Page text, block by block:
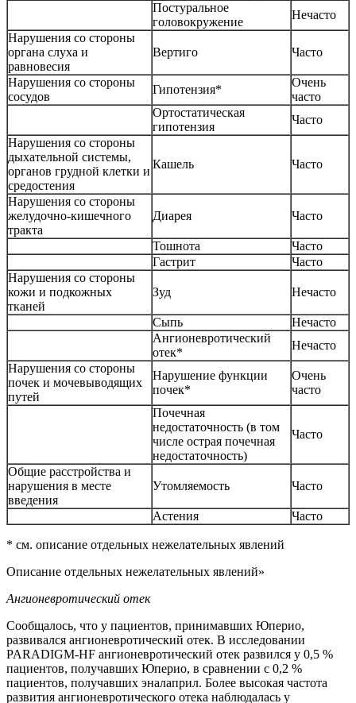
Постуральное
головокружение
Нечасто
Нарушения со стороны
органа слуха и
равновесия
Вертиго Часто
Нарушения со стороны
сосудов
Гипотензия*
Очень
часто
Ортостатическая
гипотензия
Часто
Нарушения со стороны
дыхательной системы,
органов грудной клетки и
средостения
Кашель Часто
Нарушения со стороны
желудочно-кишечного
тракта
Диарея Часто
Тошнота
Часто
Гастрит
Часто
Нарушения со стороны
кожи и подкожных
тканей
Зуд Нечасто
Сыпь
Нечасто
Ангионевротический
отек*
Нечасто
Нарушения со стороны
почек и мочевыводящих
путей
Нарушение функции
почек*
Очень
часто
Почечная
недостаточность (в том
числе острая почечная
недостаточность)
Часто
Общие расстройства и
нарушения в месте
введения
Утомляемость Часто
Астения Часто
* см. описание отдельных нежелательных явлений
Описание отдельных нежелательных явлений»
Ангионевротический отек
Сообщалось, что у пациентов, принимавших Юперио,
развивался ангионевротический отек. В исследовании
PARADIGM-HF ангионевротический отек развился у 0,5 %
пациентов, получавших Юперио, в сравнении с 0,2 %
пациентов, получавших эналаприл. Более высокая частота
развития ангионевротического отека наблюдалась у